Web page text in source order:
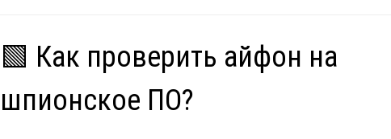
🟩 Как проверить айфон на
шпионское ПО?